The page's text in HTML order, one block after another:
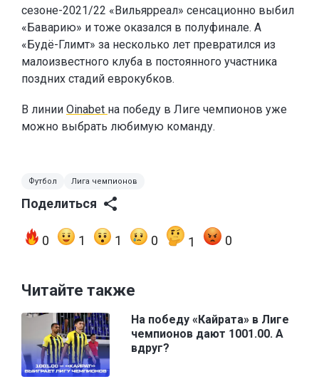
сезоне-2021/22 «Вильярреал» сенсационно выбил
«Баварию» и тоже оказался в полуфинале. А
«Будё-Глимт» за несколько лет превратился из
малоизвестного клуба в постоянного участника
поздних стадий еврокубков.
В линии Oinabet на победу в Лиге чемпионов уже
можно выбрать любимую команду.
Футбол Лига чемпионов
Поделиться
0 1 1 0 1 0
Читайте также
На победу «Кайрата» в Лиге
чемпионов дают 1001.00. А
вдруг?